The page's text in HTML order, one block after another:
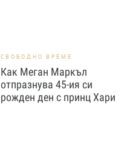
СВОБОДНО ВРЕМЕ
Как Меган Маркъл
отпразнува 45-ия си
рожден ден с принц Хари